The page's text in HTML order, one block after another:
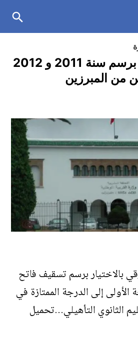
الترقي بالاختيار برسم سنة 2011 و 2012
من المبرزين
بالاختيار برسم تسقيف فاتح
الدرجة الأولى إلى الدرجة الممتازة في
الثانوي التأهيلي…تحميل